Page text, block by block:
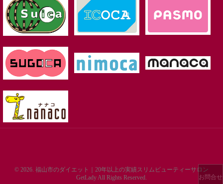
お問合せ
© 2026. 福山市のダイエット｜20年以上の実績スリムビューティーサロン
GetLady All Rights Reserved.